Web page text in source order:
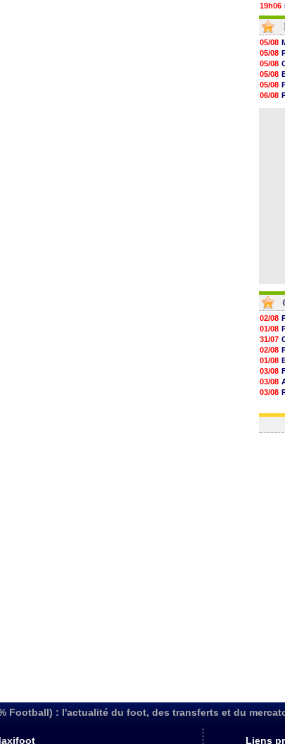
19h06
18h50
18h30
18h20
17h58
17h47
17h34
17h22
17h10
16h59
05/08
05/08
05/08
05/08
05/08
06/08
02/08
01/08
31/07
02/08
01/08
03/08
03/08
03/08
31/07
Football) : l'actualité du foot, des transferts et du
Liens